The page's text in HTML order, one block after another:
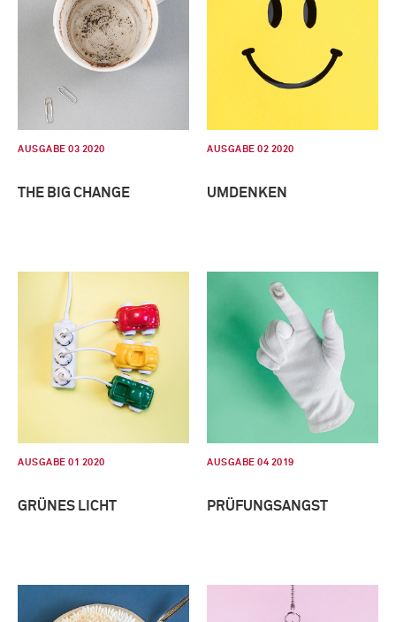
AUSGABE 03 2020
THE BIG CHANGE
AUSGABE 02 2020
UMDENKEN
AUSGABE 01 2020
GRÜNES LICHT
AUSGABE 04 2019
PRÜFUNGSANGST